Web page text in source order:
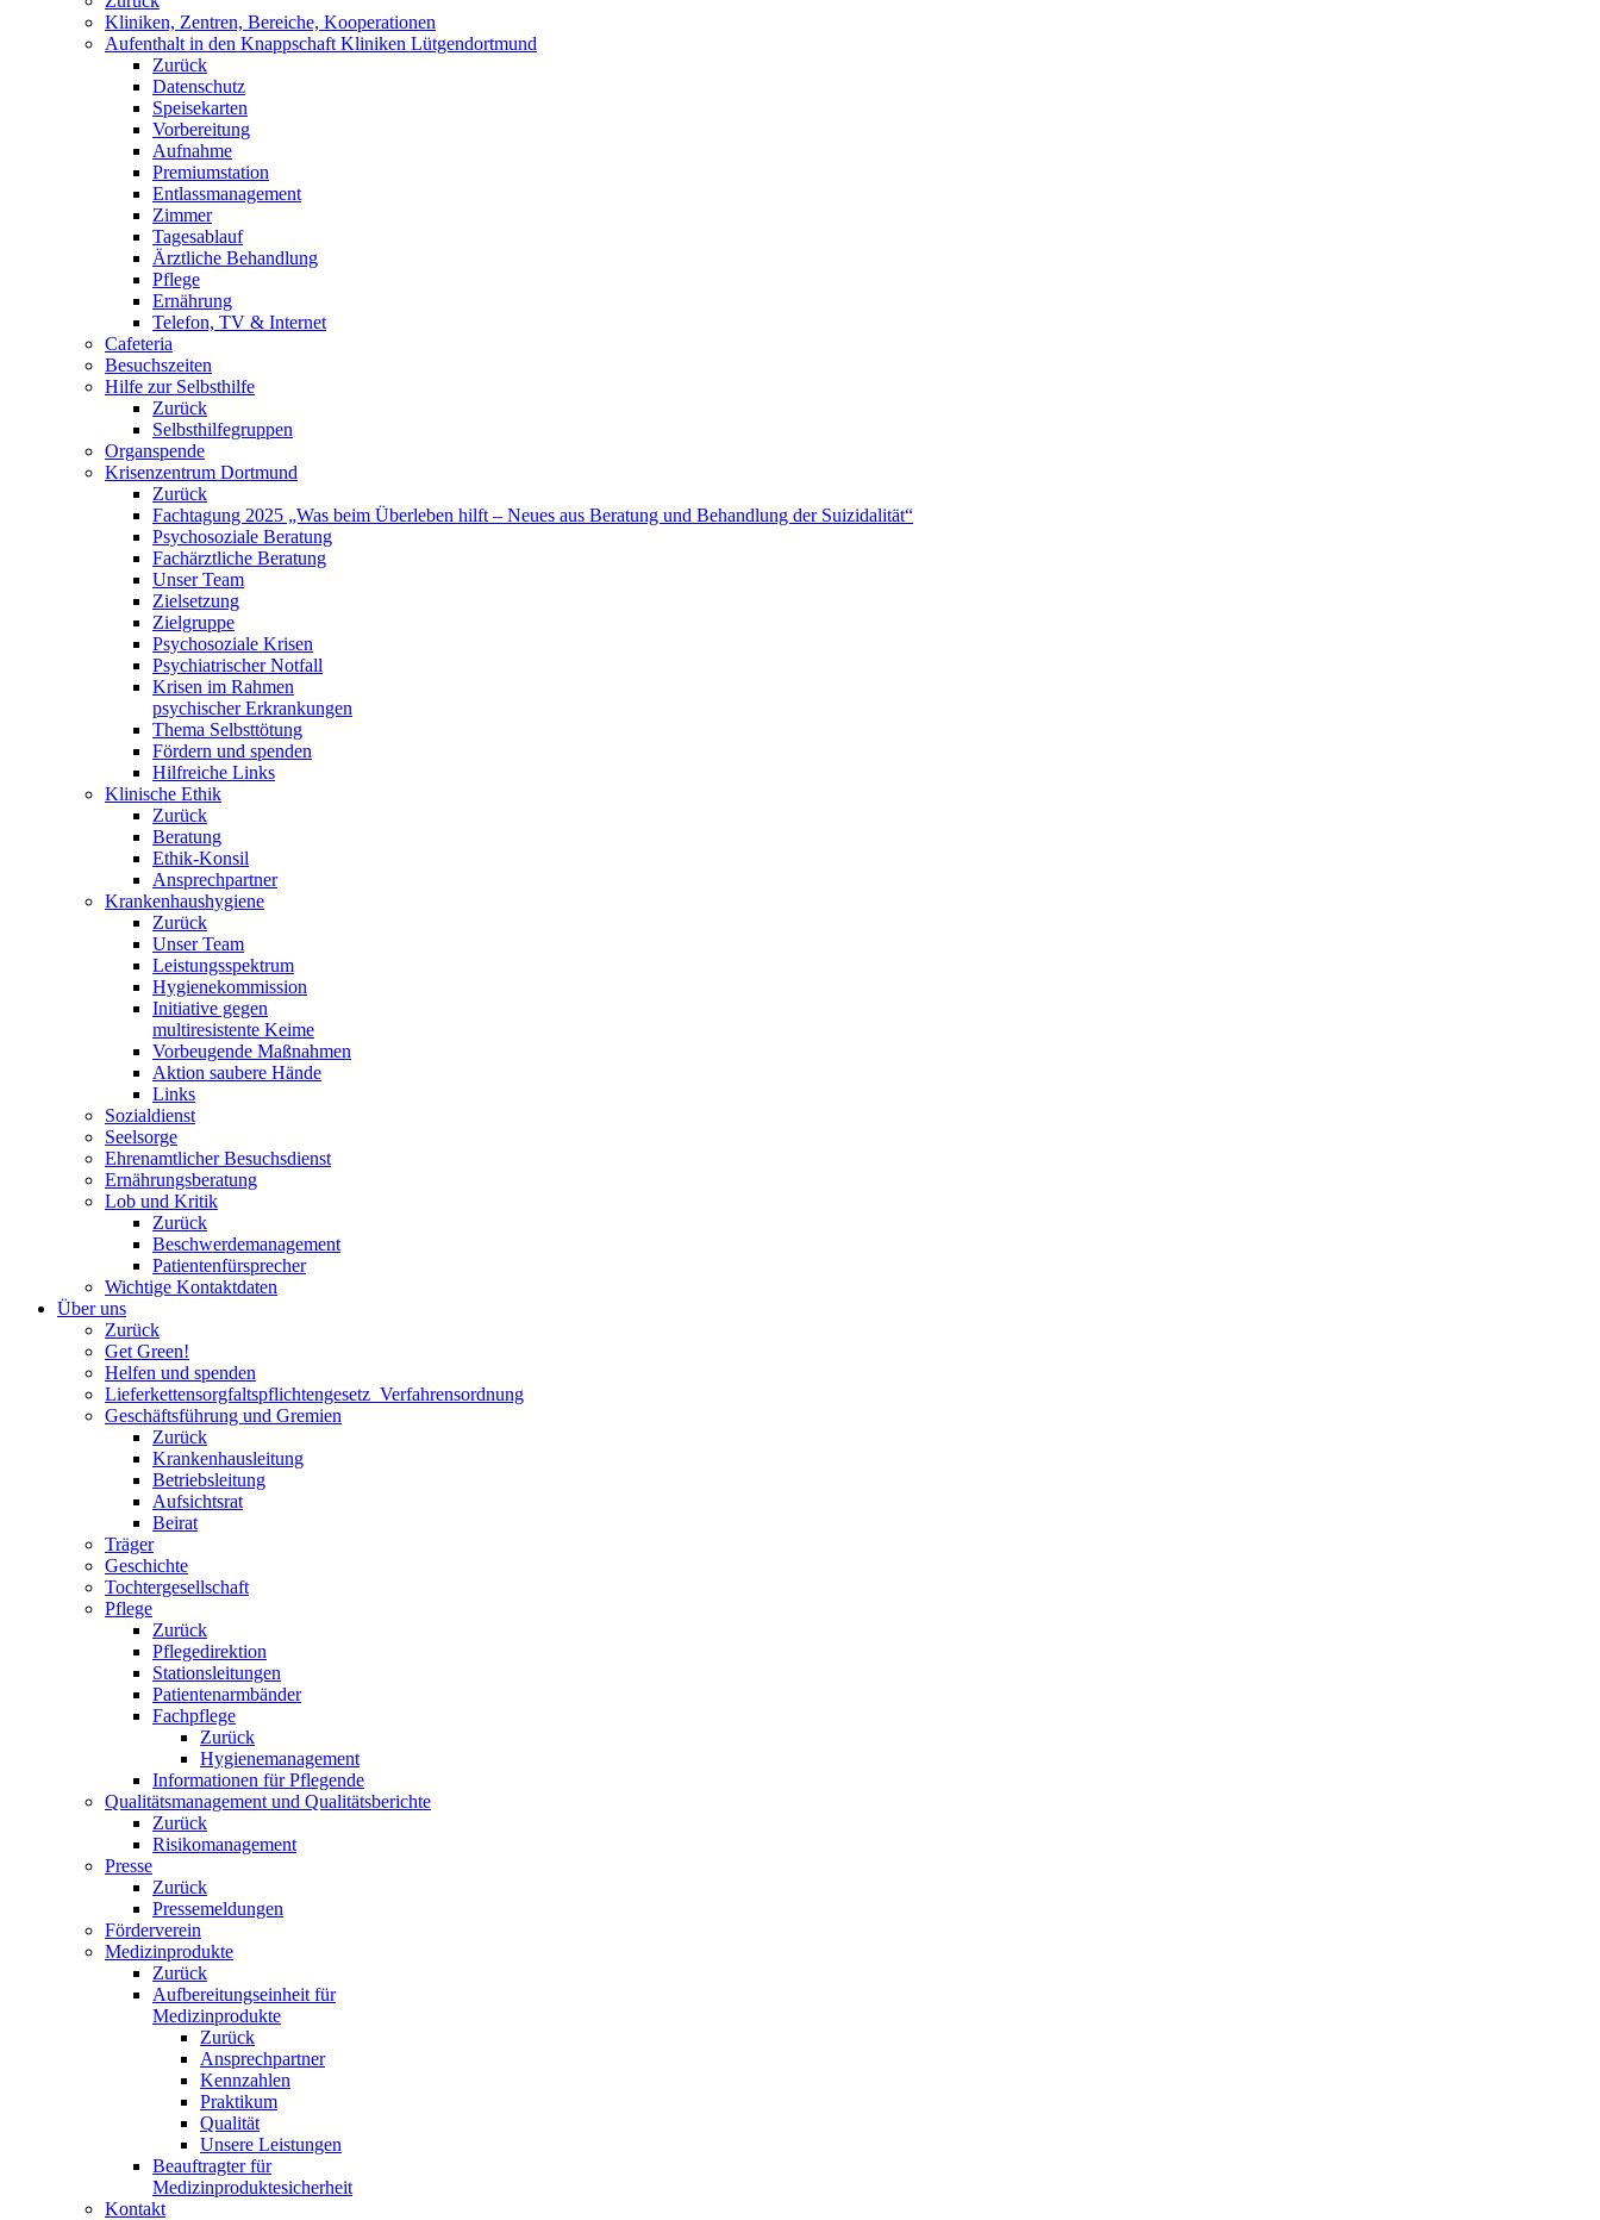
Kliniken, Zentren, Bereiche, Kooperationen
Aufenthalt in den Knappschaft Kliniken Lütgendortmund
Zurück
Datenschutz
Speisekarten
Vorbereitung
Aufnahme
Premiumstation
Entlassmanagement
Zimmer
Tagesablauf
Ärztliche Behandlung
Pflege
Ernährung
Telefon, TV & Internet
Cafeteria
Besuchszeiten
Hilfe zur Selbsthilfe
Zurück
Selbsthilfegruppen
Organspende
Krisenzentrum Dortmund
Zurück
Fachtagung 2025 „Was beim Überleben hilft – Neues aus Beratung und Behandlung der Suizidalität“
Psychosoziale Beratung
Fachärztliche Beratung
Unser Team
Zielsetzung
Zielgruppe
Psychosoziale Krisen
Psychiatrischer Notfall
Krisen im Rahmen
psychischer Erkrankungen
Thema Selbsttötung
Fördern und spenden
Hilfreiche Links
Klinische Ethik
Zurück
Beratung
Ethik-Konsil
Ansprechpartner
Krankenhaushygiene
Zurück
Unser Team
Leistungsspektrum
Hygienekommission
Initiative gegen
multiresistente Keime
Vorbeugende Maßnahmen
Aktion saubere Hände
Links
Sozialdienst
Seelsorge
Ehrenamtlicher Besuchsdienst
Ernährungsberatung
Lob und Kritik
Zurück
Beschwerdemanagement
Patientenfürsprecher
Wichtige Kontaktdaten
Über uns
Zurück
Get Green!
Helfen und spenden
Lieferkettensorgfaltspflichtengesetz_Verfahrensordnung
Geschäftsführung und Gremien
Zurück
Krankenhausleitung
Betriebsleitung
Aufsichtsrat
Beirat
Träger
Geschichte
Tochtergesellschaft
Pflege
Zurück
Pflegedirektion
Stationsleitungen
Patientenarmbänder
Fachpflege
Zurück
Hygienemanagement
Informationen für Pflegende
Qualitätsmanagement und Qualitätsberichte
Zurück
Risikomanagement
Presse
Zurück
Pressemeldungen
Förderverein
Medizinprodukte
Zurück
Aufbereitungseinheit für
Medizinprodukte
Zurück
Ansprechpartner
Kennzahlen
Praktikum
Qualität
Unsere Leistungen
Beauftragter für
Medizinproduktesicherheit
Kontakt